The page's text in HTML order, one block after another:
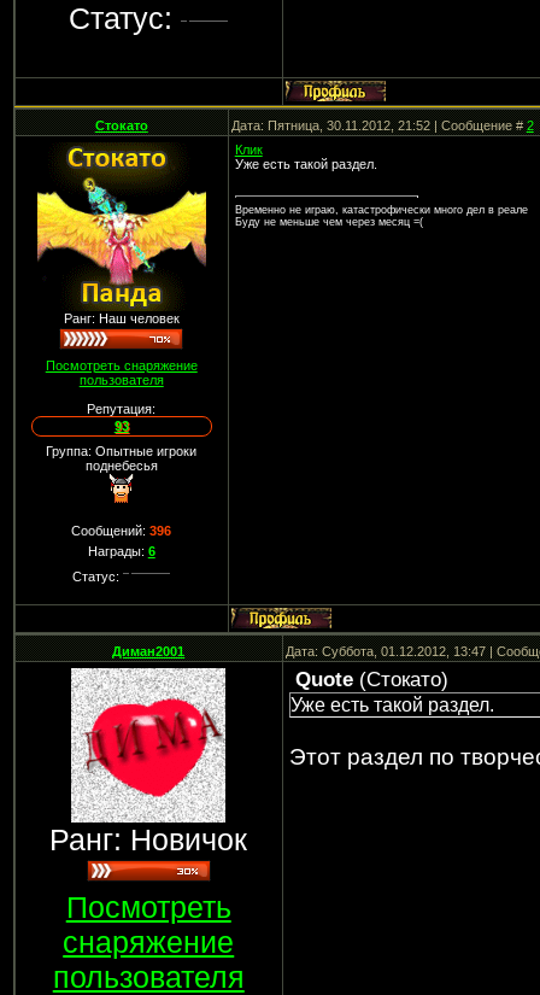
Статус:
Стокато Дата: Пятница, 30.11.2012, 21:52 | Сообщение #2
Ранг: Наш человек
Посмотреть снаряжение
пользователя
Репутация:
93
Группа: Опытные игроки
поднебесья
Сообщений:396
Награды: 6
Статус:
Клик
Уже есть такой раздел.
Временно не играю, катастрофически много дел в реале
Буду не меньше чем через месяц =(
Диман2001 Дата: Суббота, 01.12.2012, 13:47 |
Ранг: Новичок
Посмотреть
снаряжение
пользователя
Quote(Стокато)
Уже есть такой раздел.
Этот раздел по